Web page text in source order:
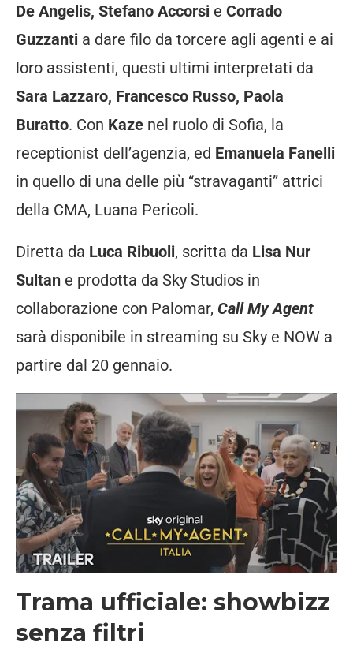
De Angelis, Stefano Accorsi e Corrado
Guzzanti a dare filo da torcere agli agenti e ai
loro assistenti, questi ultimi interpretati da
Sara Lazzaro, Francesco Russo, Paola
Buratto. Con Kaze nel ruolo di Sofia, la
receptionist dell’agenzia, ed Emanuela Fanelli
in quello di una delle più “stravaganti” attrici
della CMA, Luana Pericoli.
Diretta da Luca Ribuoli, scritta da Lisa Nur
Sultan e prodotta da Sky Studios in
collaborazione con Palomar, Call My Agent
sarà disponibile in streaming su Sky e NOW a
partire dal 20 gennaio.
Trama ufficiale: showbizz
senza filtri